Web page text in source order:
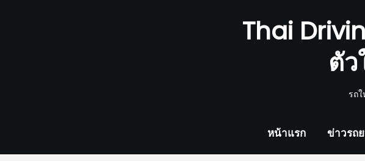
Thai
ตั
รถ
หน้าแรก ข่าวรถ